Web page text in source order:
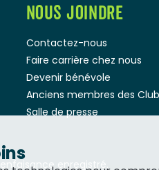
NOUS JOINDRE
Contactez-nous
Faire carrière chez nous
Devenir bénévole
Anciens membres des
Salle de presse
enregistré.